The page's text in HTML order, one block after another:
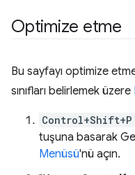
Optimize etme
Bu sayfayı optimize
sınıfları belirlemek üzere
Control+Shift+P
tuşuna basarak
Menüsü'nü açın.